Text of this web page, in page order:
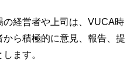
の経営者や上司は、VUCA時
ら積極的に意見、報告、提
ます。